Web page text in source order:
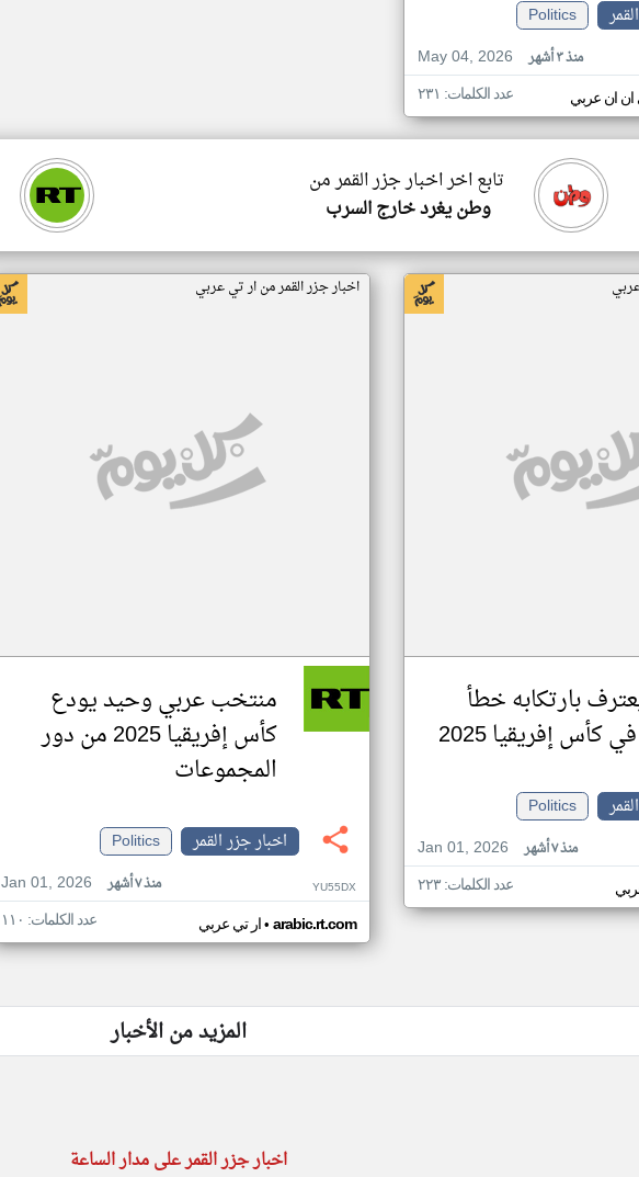
Politics
May 04, 2026
منذ ٣ أشهر
ان عربي عدد الكلمات: ٢٣١
تابع اخر اخبار جزر القمر من
وطن يغرد خارج السرب
بارتكابه خطأ
كأس إفريقيا 2025
Politics
Jan 01, 2026
منذ ٧ أشهر
عدد الكلمات: ٢٢٣
اخبار جزر القمر من ار تي عربي
منتخب عربي وحيد يودع
كأس إفريقيا 2025 من دور
المجموعات
اخبار جزر القمر
Politics
Jan 01, 2026
منذ ٧ أشهر YU55DX
ار تي عربي• arabic.rt.com عدد الكلمات: ١١٠
المزيد من الأخبار
اخبار جزر القمر على مدار الساعة